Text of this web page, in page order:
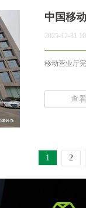
中国移
2025-12-31
移动营业厅
查
1 2